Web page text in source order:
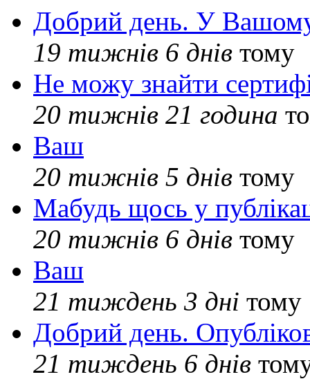
Добрий день. У Вашому
19 тижнів 6 днів тому
Не можу знайти
20 тижнів 21 година
Ваш
20 тижнів 5 днів тому
Мабудь щось у
20 тижнів 6 днів тому
Ваш
21 тиждень 3 дні тому
Добрий день.
21 тиждень 6 днів